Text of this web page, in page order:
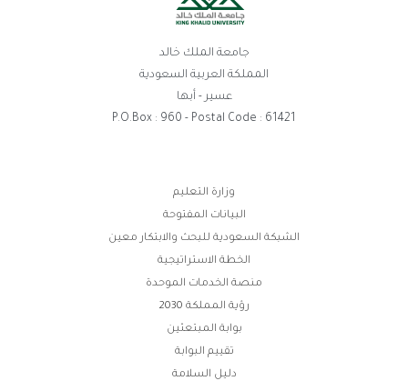
جامعة الملك خالد
المملكة العربية السعودية
عسير - أبها
P.O.Box : 960 - Postal Code : 61421
وزارة التعليم
البيانات المفتوحة
الشبكة السعودية للبحث والابتكار معين
الخطة الاستراتيجية
منصة الخدمات الموحدة
رؤية المملكة 2030
بوابة المبتعثين
تقييم البوابة
دليل السلامة